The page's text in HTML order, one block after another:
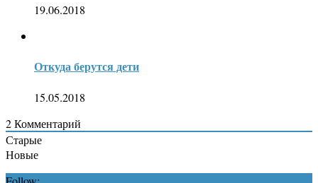
19.06.2018
Откуда берутся дети
15.05.2018
2Комментарий
Старые
Новые